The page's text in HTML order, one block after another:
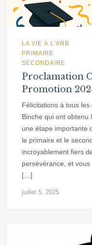
LA VIE À L'ARB
PRIMAIRE
SECONDAIRE
Proclamation
Promotion
Félicitations à tous les
Binche qui ont obtenu
une étape importante
le primaire et le
incroyablement fiers
persévérance, et vous
[…]
juillet 5, 2025